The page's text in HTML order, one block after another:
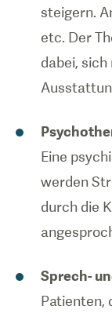
steigern.
etc. Der
dabei,
Eine
werden
durch die
Sprech-
Patienten,